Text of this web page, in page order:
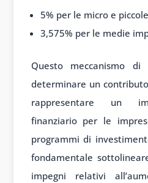
5% per le micro e
3,575% per le medie
Questo meccanismo
determinare un
rappresentare un
finanziario per le
programmi di
fondamentale
impegni relativi